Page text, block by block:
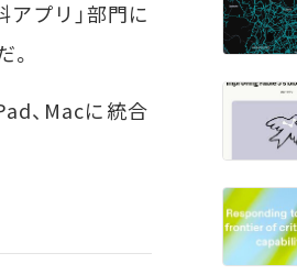
プリ」部門に
、Macに統合